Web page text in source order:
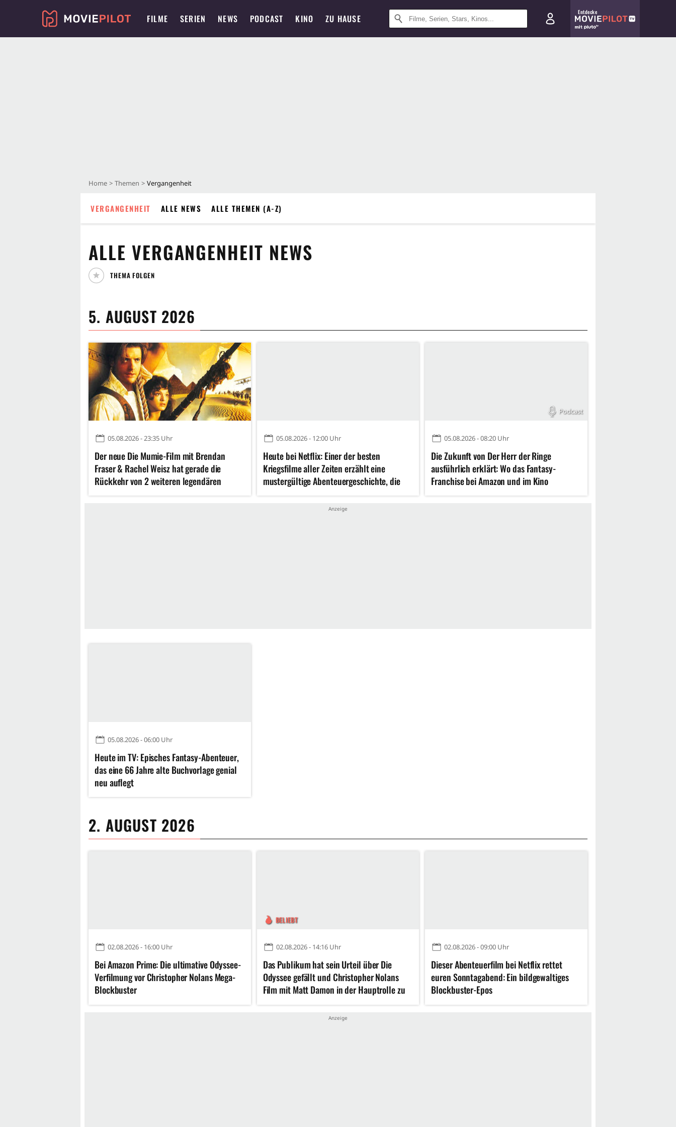
FILME SERIEN NEWS PODCAST KINO ZU HAUSE
Entdecke
Home Themen Vergangenheit
VERGANGENHEIT ALLE NEWS ALLE THEMEN (A-Z)
ALLE VERGANGENHEIT NEWS
THEMA FOLGEN
5. AUGUST 2026
05.08.2026 - 23:35 Uhr
Der neue Die Mumie-Film mit Brendan
Fraser & Rachel Weisz hat gerade die
Rückkehr von 2 weiteren legendären
Figuren der Reihe angekündigt
05.08.2026 - 12:00 Uhr
Heute bei Netflix: Einer der besten
Kriegsfilme aller Zeiten erzählt eine
mustergültige Abenteuergeschichte, die
damals alle umgehauen hat
Podcast
05.08.2026 - 08:20 Uhr
Die Zukunft von Der Herr der Ringe
ausführlich erklärt: Wo das Fantasy-
Franchise bei Amazon und im Kino
hinreisen will
05.08.2026 - 06:00 Uhr
Heute im TV: Episches Fantasy-Abenteuer,
das eine 66 Jahre alte Buchvorlage genial
neu auflegt
2. AUGUST 2026
02.08.2026 - 16:00 Uhr
Bei Amazon Prime: Die ultimative Odyssee-
Verfilmung vor Christopher Nolans Mega-
Blockbuster
BELIEBT
02.08.2026 - 14:16 Uhr
Das Publikum hat sein Urteil über Die
Odyssee gefällt und Christopher Nolans
Film mit Matt Damon in der Hauptrolle zu
einem beinahe Meisterwerk erklärt
02.08.2026 - 09:00 Uhr
Dieser Abenteuerfilm bei Netflix rettet
euren Sonntagabend: Ein bildgewaltiges
Blockbuster-Epos